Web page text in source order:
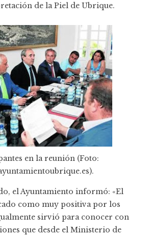
de la Piel de Ubrique.
en la reunión (Foto:
el Ayuntamiento informó: «El
como muy positiva por los
sirvió para conocer con
que desde el Ministerio de